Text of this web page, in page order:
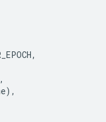
,
,
),